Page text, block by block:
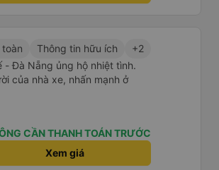
toàn Thông tin hữu ích
+2
- Đà Nẵng ủng hộ nhiệt tình.
của nhà xe, nhấn mạnh ở
CẦN THANH TOÁN TRƯỚC
Xem giá